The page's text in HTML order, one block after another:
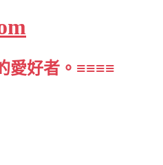
愛好者。≡≡≡≡